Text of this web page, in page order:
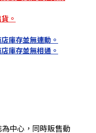
。
庫存並無連動。
庫存並無相通。
中心，同時販售動